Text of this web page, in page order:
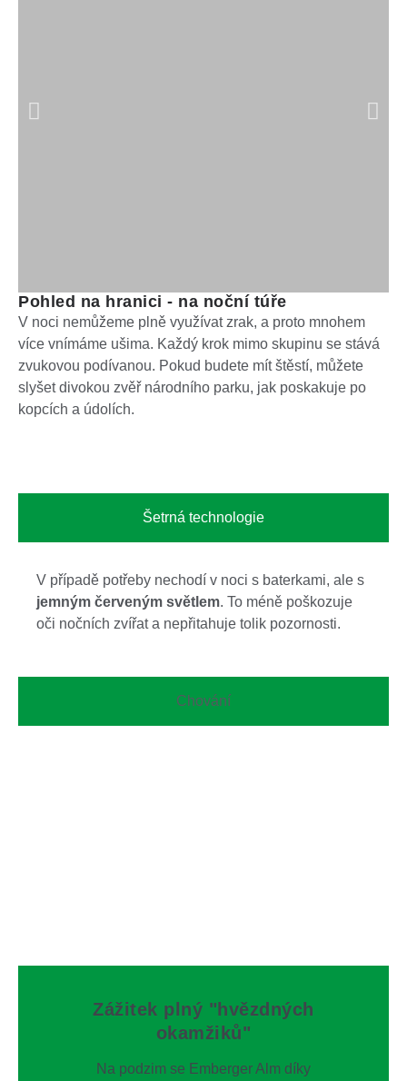
Pohled na hranici - na noční túře
V noci nemůžeme plně využívat zrak, a proto mnohem
více vnímáme ušima. Každý krok mimo skupinu se stává
zvukovou podívanou. Pokud budete mít štěstí, můžete
slyšet divokou zvěř národního parku, jak poskakuje po
kopcích a údolích.
Šetrná technologie
Chování
V případě potřeby nechodí v noci s baterkami, ale s
jemným červeným světlem. To méně poškozuje
oči nočních zvířat a nepřitahuje tolik pozornosti.
Zážitek plný "hvězdných
okamžiků"
Na podzim se Emberger Alm díky